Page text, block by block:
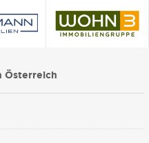
Österreich